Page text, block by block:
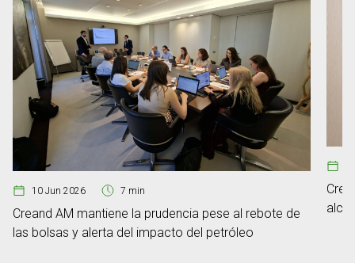
10 Jun 2026 7 min
Creand AM mantiene la prudencia pese al rebote de
las bolsas y alerta del impacto del petróleo